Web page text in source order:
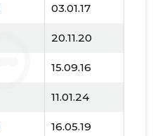
03.01.17
20.11.20
15.09.16
11.01.24
16.05.19